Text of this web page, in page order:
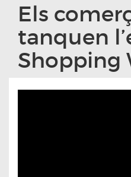
Els
tanquen
Shopping